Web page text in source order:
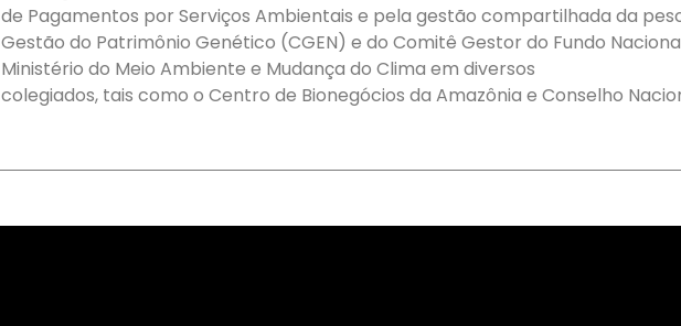
de Pagamentos por Serviços Ambientais e pela gestão compartilhada da
Gestão do Patrimônio Genético (CGEN) e do Comitê Gestor do Fundo
Ministério do Meio Ambiente e Mudança do Clima em diversos
colegiados, tais como o Centro de Bionegócios da Amazônia e Conselho